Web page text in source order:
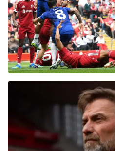
Фанаты «Ливерпуля»
неспособностью